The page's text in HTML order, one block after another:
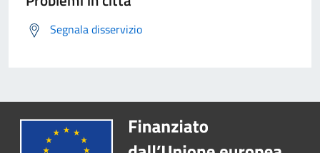
Segnala disservizio